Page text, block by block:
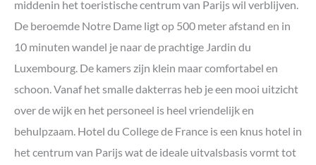
middenin het toeristische centrum van Parijs wil verblijven.
De beroemde Notre Dame ligt op 500 meter afstand en in
10 minuten wandel je naar de prachtige Jardin du
Luxembourg. De kamers zijn klein maar comfortabel en
schoon. Vanaf het smalle dakterras heb je een mooi uitzicht
over de wijk en het personeel is heel vriendelijk en
behulpzaam. Hotel du College de France is een knus hotel in
het centrum van Parijs wat de ideale uitvalsbasis vormt tot